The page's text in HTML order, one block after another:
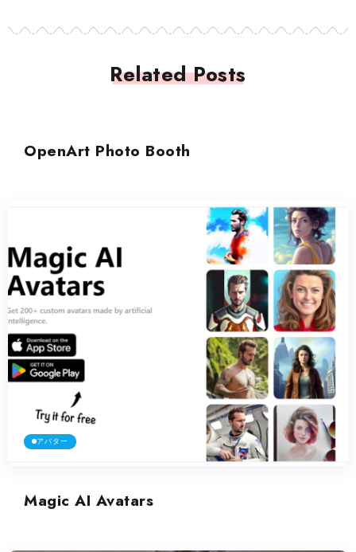
Related Posts
OpenArt Photo Booth
アバター
Magic AI Avatars